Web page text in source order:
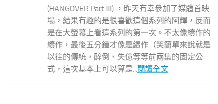
(HANGOVER Part III) ，昨天有幸參加了媒體首映
場，結果有趣的是很喜歡這個系列的阿輝，反而
是在大螢幕上看這系列的第一次。不太像續作的
續作，最後五分鐘才像是續作（笑簡單來說就是
以往的傳統，醉倒、失億等等前兩集的固定公
式，這次基本上可以算是...閱讀全文